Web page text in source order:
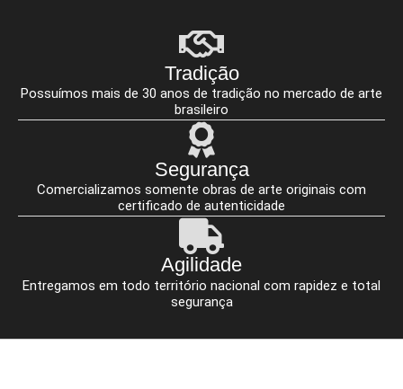
Tradição
Possuímos mais de 30 anos de tradição no mercado de arte
brasileiro
Segurança
Comercializamos somente obras de arte originais com
certificado de autenticidade
Agilidade
Entregamos em todo território nacional com rapidez e total
segurança